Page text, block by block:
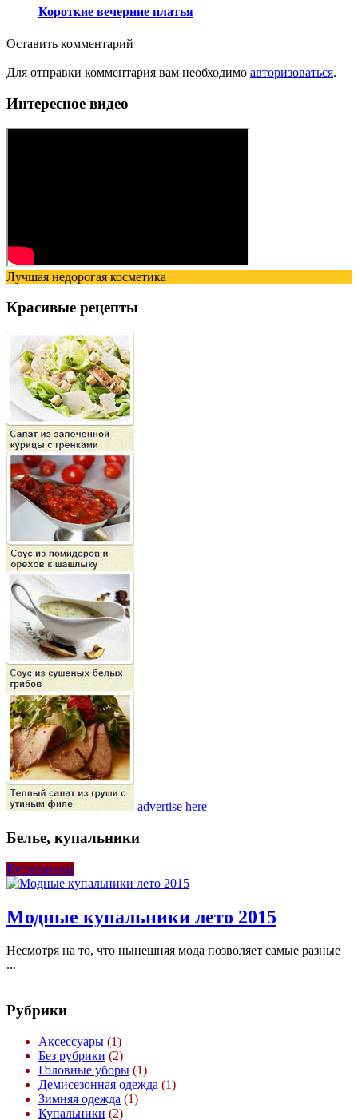
Короткие вечерние платья
Оставить комментарий
Для отправки комментария вам необходимо авторизоваться.
Интересное видео
Лучшая недорогая косметика
Красивые рецепты
advertise here
Белье, купальники
Купальники
Модные купальники лето 2015
Несмотря на то, что нынешняя мода позволяет самые разные
...
Рубрики
Аксессуары (1)
Без рубрики (2)
Головные уборы (1)
Демисезонная одежда (1)
Зимняя одежда (1)
Купальники (2)